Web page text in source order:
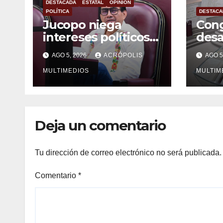
DESTACADA ESTATAL
OPINIÓN
POLÍTICA
Jucopo niega
intereses políticos
con el desafuero de
alcaldes
AGO 5, 2026 ACRÓPOLIS
MULTIMEDIOS
AGO
Deja un comentario
Tu dirección de correo electrónico no será publicada.
Comentario *